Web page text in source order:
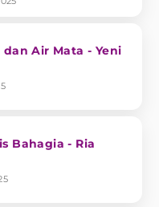
Air Mata - Yeni
Bahagia - Ria